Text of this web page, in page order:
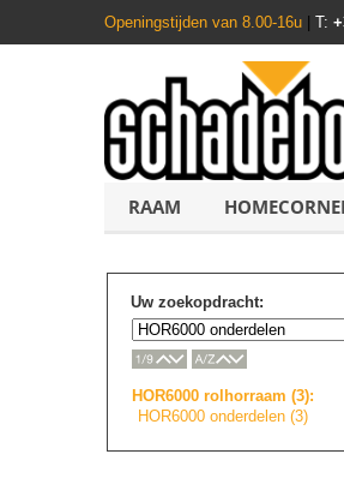
Openingstijden van 8.00-16u T:
RAAM
Uw zoekopdracht:
HOR6000 rolhorraam (3):
HOR6000 onderdelen (3)